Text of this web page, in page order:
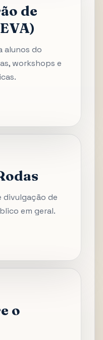
de
alunos do
workshops e
de
em geral.
o